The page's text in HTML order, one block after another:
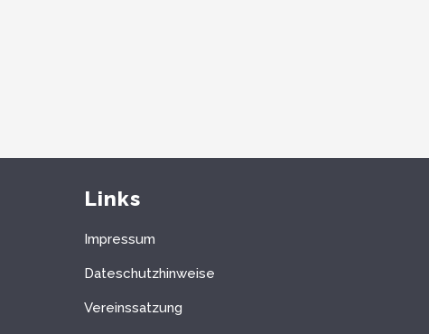
Links
Impressum
Dateschutzhinweise
Vereinssatzung